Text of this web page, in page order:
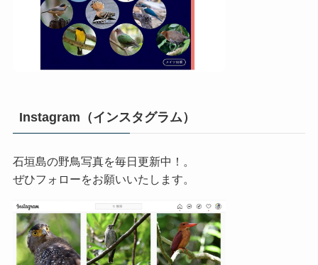
Instagram（インスタグラム）
石垣島の野鳥写真を毎日更新中！。
ぜひフォローをお願いいたします。